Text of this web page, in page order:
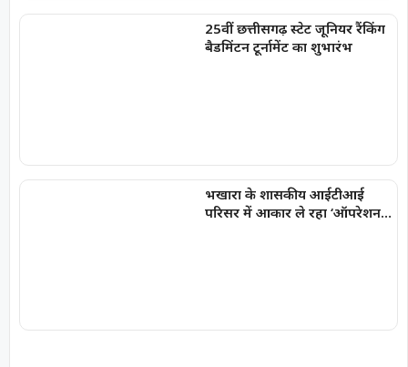
25वीं छत्तीसगढ़ स्टेट जूनियर रैंकिंग
बैडमिंटन टूर्नामेंट का शुभारंभ
भखारा के शासकीय आईटीआई
परिसर में आकार ले रहा ‘ऑपरेशन